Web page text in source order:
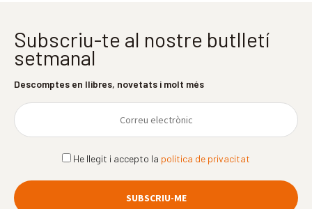
Subscriu-te al nostre butlletí
setmanal
Descomptes en llibres, novetats i molt més
He llegit i accepto la política de privacitat